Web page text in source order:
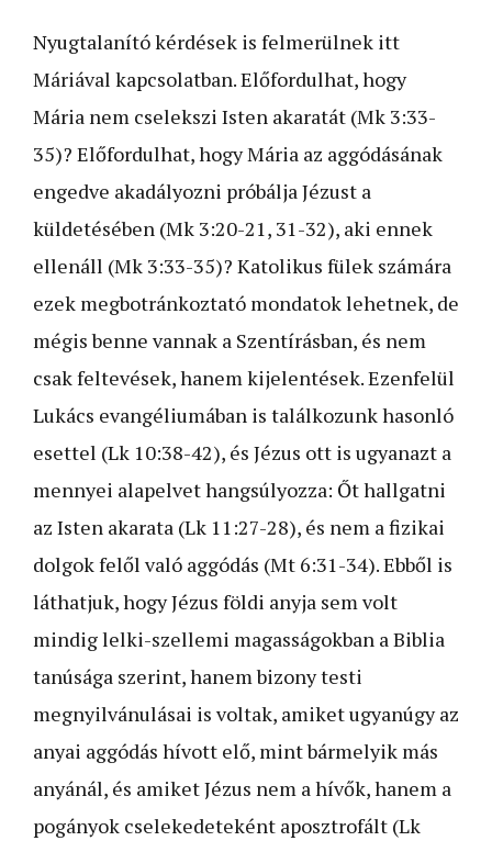
Nyugtalanító kérdések is felmerülnek itt
Máriával kapcsolatban. Előfordulhat, hogy
Mária nem cselekszi Isten akaratát (Mk 3:33-
35)? Előfordulhat, hogy Mária az aggódásának
engedve akadályozni próbálja Jézust a
küldetésében (Mk 3:20-21, 31-32), aki ennek
ellenáll (Mk 3:33-35)? Katolikus fülek számára
ezek megbotránkoztató mondatok lehetnek, de
mégis benne vannak a Szentírásban, és nem
csak feltevések, hanem kijelentések. Ezenfelül
Lukács evangéliumában is találkozunk hasonló
esettel (Lk 10:38-42), és Jézus ott is ugyanazt a
mennyei alapelvet hangsúlyozza: Őt hallgatni
az Isten akarata (Lk 11:27-28), és nem a fizikai
dolgok felől való aggódás (Mt 6:31-34). Ebből is
láthatjuk, hogy Jézus földi anyja sem volt
mindig lelki-szellemi magasságokban a Biblia
tanúsága szerint, hanem bizony testi
megnyilvánulásai is voltak, amiket ugyanúgy az
anyai aggódás hívott elő, mint bármelyik más
anyánál, és amiket Jézus nem a hívők, hanem a
pogányok cselekedeteként aposztrofált (Lk